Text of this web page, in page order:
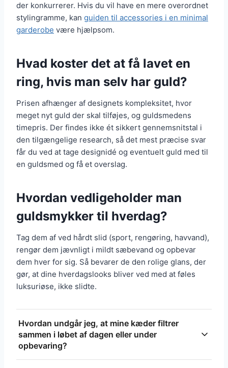
der konkurrerer. Hvis du vil have en mere overordnet
stylingramme, kan guiden til accessories i en minimal
garderobe være hjælpsom.
Hvad koster det at få lavet en
ring, hvis man selv har guld?
Prisen afhænger af designets kompleksitet, hvor
meget nyt guld der skal tilføjes, og guldsmedens
timepris. Der findes ikke ét sikkert gennemsnitstal i
den tilgængelige research, så det mest præcise svar
får du ved at tage designidé og eventuelt guld med til
en guldsmed og få et overslag.
Hvordan vedligeholder man
guldsmykker til hverdag?
Tag dem af ved hårdt slid (sport, rengøring, havvand),
rengør dem jævnligt i mildt sæbevand og opbevar
dem hver for sig. Så bevarer de den rolige glans, der
gør, at dine hverdagslooks bliver ved med at føles
luksuriøse, ikke slidte.
Hvordan undgår jeg, at mine kæder filtrer
sammen i løbet af dagen eller under
opbevaring?